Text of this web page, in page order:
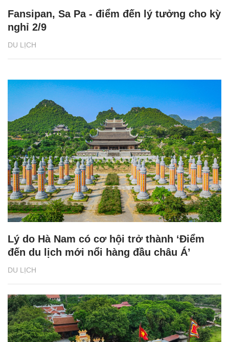
DU LỊCH
Fansipan, Sa Pa - điểm đến lý tưởng cho kỳ
nghỉ 2/9
DU LỊCH
Lý do Hà Nam có cơ hội trở thành ‘Điểm
đến du lịch mới nổi hàng đầu châu Á’